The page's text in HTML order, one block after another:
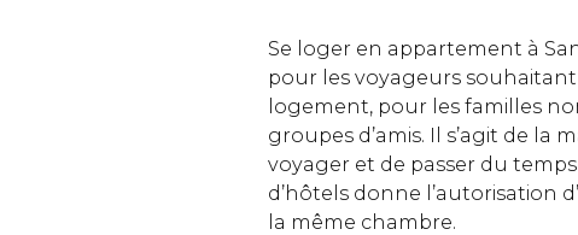
Se loger en appartement à
pour les voyageurs
logement, pour les familles
groupes d’amis. Il s’agit de la
voyager et de passer du
d’hôtels donne l’autorisation
la même chambre.